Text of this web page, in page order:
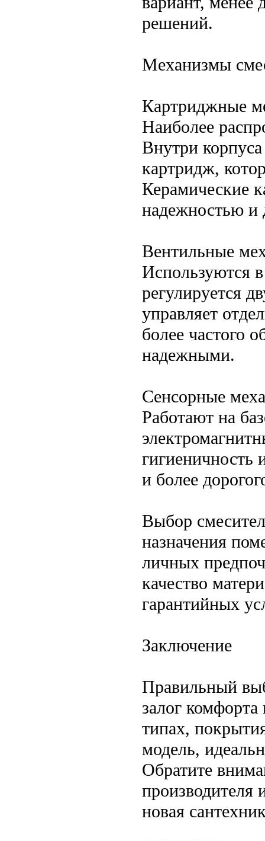
решений.
Механизмы
Картриджные
Наиболее
Внутри
картридж,
Керамические
надежностью и
Вентильные
Используются
регулируется
управляет
более частого
надежными.
Сенсорные
Работают на
гигиеничность
и более
Выбор
назначения
личных
качество
гарантийных
Заключение
Правильный
залог
типах,
модель,
Обратите
производителя
новая